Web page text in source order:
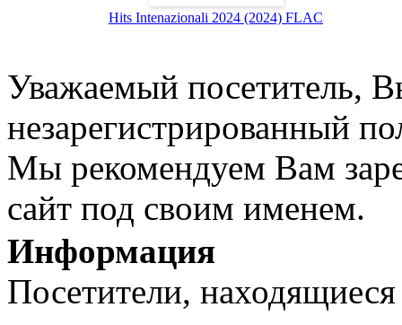
Hits Intenazionali 2024 (2024) FLAC
Уважаемый посетитель,
незарегистрированный
Мы рекомендуем Вам
сайт под своим именем.
Информация
Посетители,